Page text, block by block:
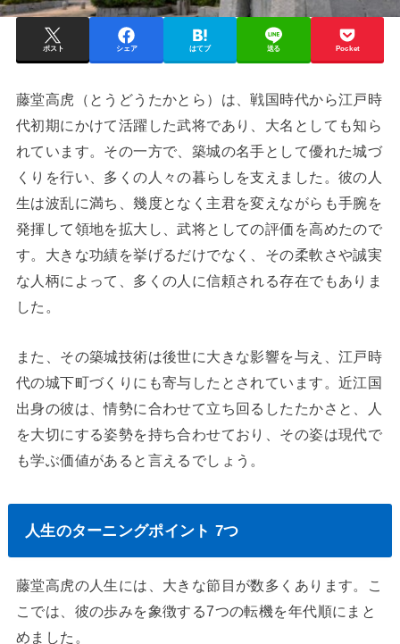
ポスト シェア はてブ 送る Pocket
藤堂高虎（とうどうたかとら）は、戦国時代から江戸時
代初期にかけて活躍した武将であり、大名としても知ら
れています。その一方で、築城の名手として優れた城づ
くりを行い、多くの人々の暮らしを支えました。彼の人
生は波乱に満ち、幾度となく主君を変えながらも手腕を
発揮して領地を拡大し、武将としての評価を高めたので
す。大きな功績を挙げるだけでなく、その柔軟さや誠実
な人柄によって、多くの人に信頼される存在でもありま
した。
また、その築城技術は後世に大きな影響を与え、江戸時
代の城下町づくりにも寄与したとされています。近江国
出身の彼は、情勢に合わせて立ち回るしたたかさと、人
を大切にする姿勢を持ち合わせており、その姿は現代で
も学ぶ価値があると言えるでしょう。
人生のターニングポイント 7つ
藤堂高虎の人生には、大きな節目が数多くあります。こ
こでは、彼の歩みを象徴する7つの転機を年代順にまと
めました。